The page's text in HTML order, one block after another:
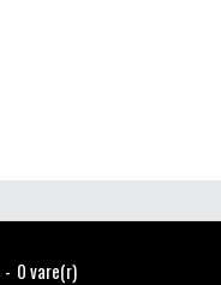
- 0 vare(r)